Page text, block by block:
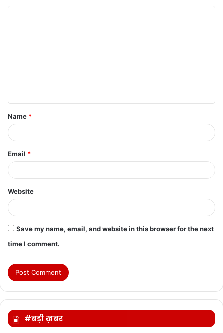
t
*
Name *
Email *
Website
Save my name, email, and website in this browser for the next
time I comment.
#बड़ी ख़बर